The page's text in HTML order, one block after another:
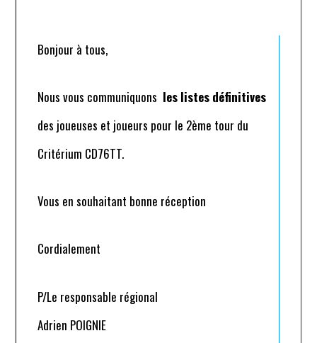
Bonjour à tous,
Nous vous communiquons les listes définitives
des joueuses et joueurs pour le 2ème tour du
Critérium CD76TT.
Vous en souhaitant bonne réception
Cordialement
P/Le responsable régional
Adrien POIGNIE